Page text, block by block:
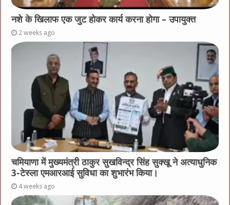
नशे के खिलाफ एक जुट होकर कार्य करना होगा – उपायुक्त
2 weeks ago
चमियाणा में मुख्यमंत्री ठाकुर सुखविन्द्र सिंह सुक्खू ने अत्याधुनिक
3-टेस्ला एमआरआई सुविधा का शुभारंभ किया।
4 weeks ago